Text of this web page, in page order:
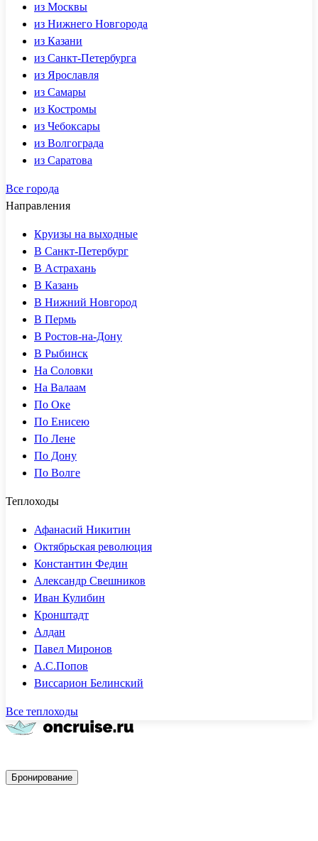
из Москвы
из Нижнего Новгорода
из Казани
из Санкт-Петербурга
из Ярославля
из Самары
из Костромы
из Чебоксары
из Волгограда
из Саратова
Все города
Направления
Круизы на выходные
В Санкт-Петербург
В Астрахань
В Казань
В Нижний Новгород
В Пермь
В Ростов-на-Дону
В Рыбинск
На Соловки
На Валаам
По Оке
По Енисею
По Лене
По Дону
По Волге
Теплоходы
Афанасий Никитин
Октябрьская революция
Константин Федин
Александр Свешников
Иван Кулибин
Кронштадт
Алдан
Павел Миронов
А.С.Попов
Виссарион Белинский
Все теплоходы
Бронирование